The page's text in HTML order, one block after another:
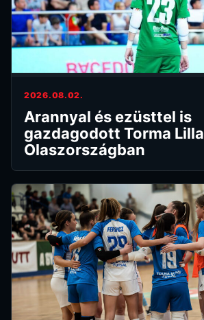
2026.08.02.
Arannyal és ezüsttel is
gazdagodott Torma Lilla
Olaszországban